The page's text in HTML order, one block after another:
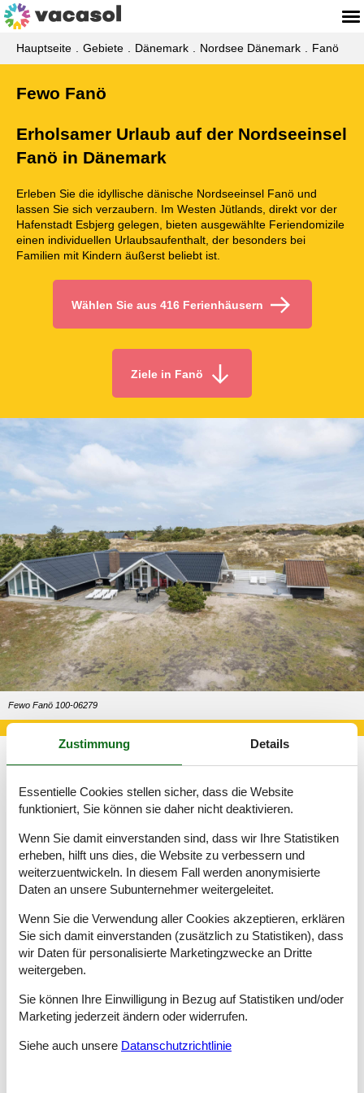
Hauptseite Gebiete Dänemark Nordsee Dänemark Fanö
Fewo Fanö
Erholsamer Urlaub auf der Nordseeinsel
Fanö in Dänemark
Erleben Sie die idyllische dänische Nordseeinsel Fanö und
lassen Sie sich verzaubern. Im Westen Jütlands, direkt vor der
Hafenstadt Esbjerg gelegen, bieten ausgewählte Feriendomizile
einen individuellen Urlaubsaufenthalt, der besonders bei
Familien mit Kindern äußerst beliebt ist.
Wählen Sie aus 416 Ferienhäusern
Ziele in Fanö
Fewo Fanö 100-06279
Nordseeküste von Dänemark. Die Wattenmeerinsel liegt nur
rund 50 Kilometer nördlich von Sylt und ist bekannt für seine
Strandabschnitten, die sich über den gesamten Westteil Fanös
erstrecken.
Die Fähre verbindet Esbjerg mit Nordby, dem Hauptort Fanös.
Der malerische ehemalige Fischerort beeindruckt mit seiner
charmanten Architektur, der Fußgängerzone sowie den
zahlreich vorhandenen Geschäften, Restaurants und Cafés.
Direkt in der Umgebung Nordbys, in Rindby Strand und um
Sönderho an der Südspitze der Insel befinden sich die
vielfältiger Urlaub zu jeder Jahreszeit ein. Zwischen Wasserspaß
und vielen Arten der Freizeitgestaltung wie beispielsweise
Fanö ein Paradies zum Radfahren und Wandern.
Zustimmung Details
Essentielle Cookies stellen sicher, dass die Website
funktioniert, Sie können sie daher nicht deaktivieren.
Wenn Sie damit einverstanden sind, dass wir Ihre Statistiken
erheben, hilft uns dies, die Website zu verbessern und
weiterzuentwickeln. In diesem Fall werden anonymisierte
Daten an unsere Subunternehmer weitergeleitet.
Wenn Sie die Verwendung aller Cookies akzeptieren, erklären
Sie sich damit einverstanden (zusätzlich zu Statistiken), dass
wir Daten für personalisierte Marketingzwecke an Dritte
weitergeben.
Sie können Ihre Einwilligung in Bezug auf Statistiken und/oder
Marketing jederzeit ändern oder widerrufen.
Siehe auch unsere Datanschutzrichtlinie